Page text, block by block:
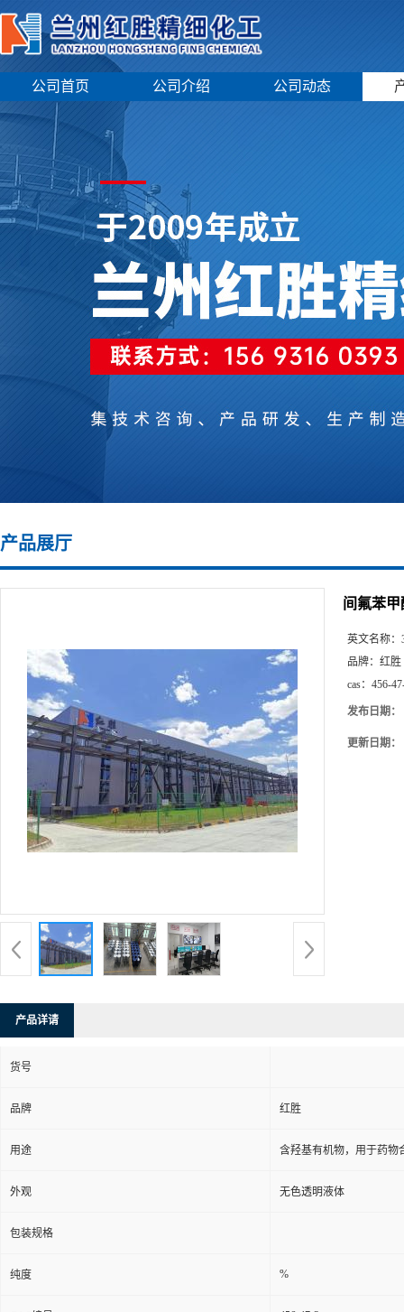
公司首页 公司介绍 公司动态
产品展厅
间氟苯
英文名称：
品牌： 红胜
cas： 456-
发布日期：
更新日期：
产品详请
货号
品牌 红胜
用途 含羟基有机物，用于药物
外观 无色透明液体
包装规格
纯度 %